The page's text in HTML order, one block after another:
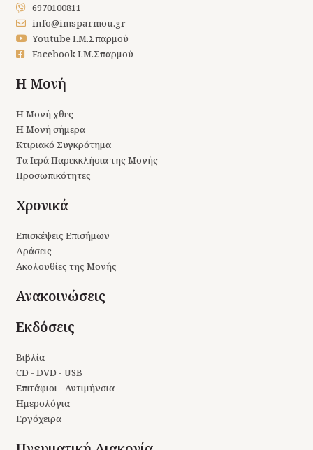
6970100811
info@imsparmou.gr
Youtube Ι.Μ.Σπαρμού
Facebook Ι.Μ.Σπαρμού
Η Μονή
Η Μονή χθες
Η Μονή σήμερα
Κτιριακό Συγκρότημα
Τα Ιερά Παρεκκλήσια της Μονής
Προσωπικότητες
Χρονικά
Επισκέψεις Επισήμων
Δράσεις
Ακολουθίες της Μονής
Ανακοινώσεις
Εκδόσεις
Βιβλία
CD - DVD - USB
Επιτάφιοι - Αντιμήνσια
Ημερολόγια
Εργόχειρα